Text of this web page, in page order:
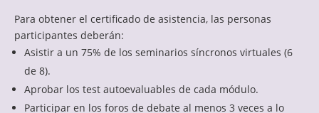
Para obtener el certificado de asistencia, las personas
participantes deberán:
Asistir a un 75% de los seminarios síncronos virtuales (6
de 8).
Aprobar los test autoevaluables de cada módulo.
Participar en los foros de debate al menos 3 veces a lo